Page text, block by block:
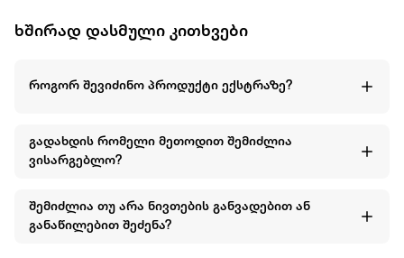
ხშირად დასმული კითხვები
როგორ შევიძინო პროდუქტი ექსტრაზე?
გადახდის რომელი მეთოდით შემიძლია
ვისარგებლო?
შემიძლია თუ არა ნივთების განვადებით ან
განაწილებით შეძენა?